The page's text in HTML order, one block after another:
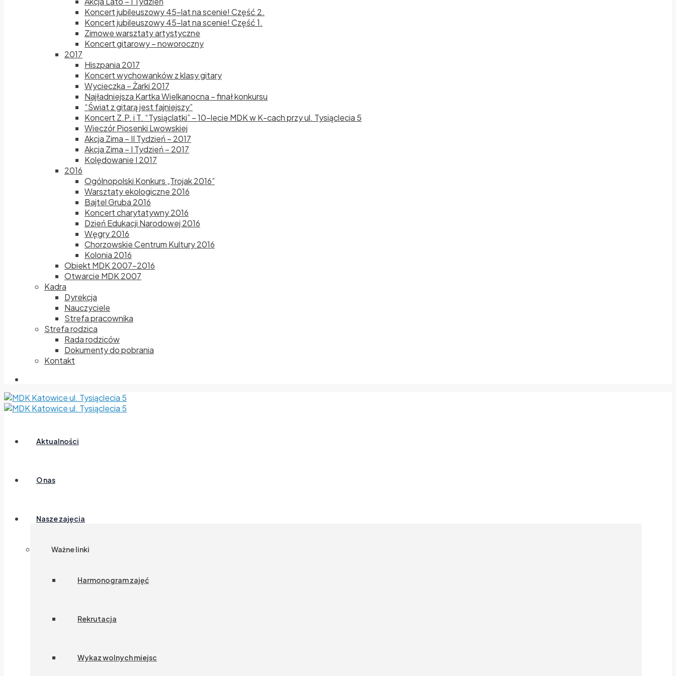
Koncert jubileuszowy 45-lat na scenie! Część 2.
Koncert jubileuszowy 45-lat na scenie! Część 1.
Zimowe warsztaty artystyczne
Koncert gitarowy – noworoczny
2017
Hiszpania 2017
Koncert wychowanków z klasy gitary
Wycieczka – Żarki 2017
Najładniejsza Kartka Wielkanocna – finał konkursu
“Świat z gitarą jest fajniejszy”
Koncert Z.P. i T. “Tysiąclatki” – 10-lecie MDK w K-cach przy ul. Tysiąclecia 5
Wieczór Piosenki Lwowskiej
Akcja Zima – II Tydzień – 2017
Akcja Zima – I Tydzień – 2017
Kolędowanie I 2017
2016
Ogólnopolski Konkurs „Trojak 2016”
Warsztaty ekologiczne 2016
Bajtel Gruba 2016
Koncert charytatywny 2016
Dzień Edukacji Narodowej 2016
Węgry 2016
Chorzowskie Centrum Kultury 2016
Kolonia 2016
Obiekt MDK 2007-2016
Otwarcie MDK 2007
Kadra
Dyrekcja
Nauczyciele
Strefa pracownika
Strefa rodzica
Rada rodziców
Dokumenty do pobrania
Kontakt
Aktualności
O nas
Nasze zajęcia
Ważne linki
Harmonogram zajęć
Rekrutacja
Wykaz wolnych miejsc